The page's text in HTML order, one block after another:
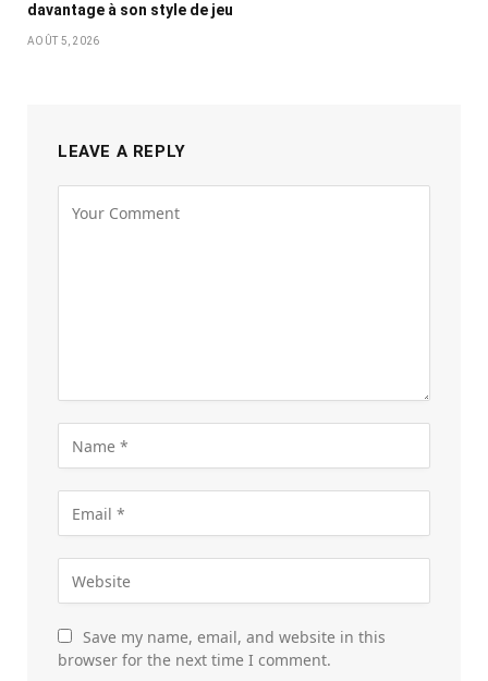
davantage à son style de jeu
AOÛT 5, 2026
LEAVE A REPLY
Save my name, email, and website in this
browser for the next time I comment.